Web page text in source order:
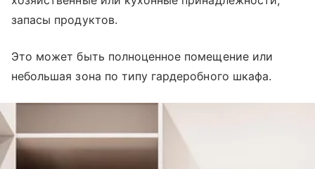
запасы продуктов.
Это может быть полноценное помещение или
небольшая зона по типу гардеробного шкафа.